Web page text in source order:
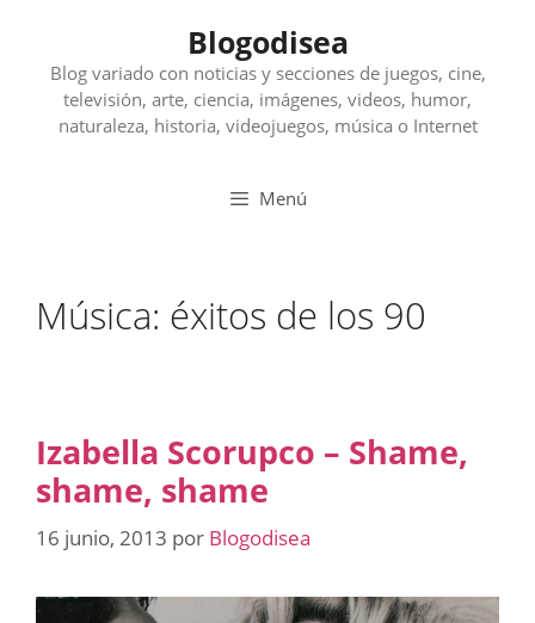
contenido
Blogodisea
Blog variado con noticias y secciones de juegos, cine,
televisión, arte, ciencia, imágenes, videos, humor,
naturaleza, historia, videojuegos, música o Internet
Menú
Música: éxitos de los 90
Izabella Scorupco – Shame,
shame, shame
16 junio, 2013 por Blogodisea